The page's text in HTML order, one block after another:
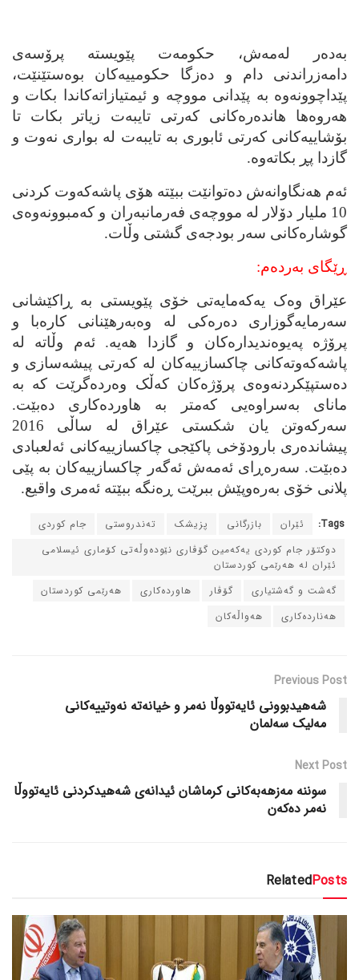
به‌ده‌ر له‌مه‌ش، حکومه‌ت پێویسته‌ پرۆسه‌ی
دامه‌زراندنی دام و ده‌زگا حکومییه‌کان بوه‌ستێنێت،
پێداچوونه‌وه‌ به‌ پێدانی مووچه‌ و ئیمتیازاته‌کاندا بکات و
هه‌روه‌ها هانده‌ره‌کانی که‌رتی تایبه‌ت زیاتر بکات تا
بۆشاییه‌کانی که‌رتی ئابوری به‌ تایبه‌ت له‌ بواری نه‌وت و
گازدا پڕ بکاته‌وه‌.
ئه‌م هه‌نگاوانه‌ش ده‌توانێت ببێته‌ هۆی پاشه‌که‌وت کردنی
10 ملیار دۆلار له‌ مووچه‌ی فه‌رمانبه‌ران و که‌مبوونه‌وه‌ی
گوشاره‌کانی سه‌ر بودجه‌ی گشتی وڵات.
ڕێگای به‌رده‌م:
عێراق وه‌ک یه‌که‌مایه‌تی خۆی پێویستی به‌ ڕاکێشانی
سه‌رمایه‌گوزاری ده‌ره‌کی له‌ وه‌به‌رهێنانی کاره‌با و
پرۆژه‌ په‌یوه‌ندیداره‌کان و گازدا هه‌یه‌. ئه‌م وڵاته‌ له‌
پاشه‌که‌وته‌کانی چاکسازییه‌کان له‌ که‌رتی پیشه‌سازی و
ده‌ستپێکردنه‌وه‌ی پرۆژه‌کان که‌ڵک وه‌رده‌گرێت که‌ به‌
مانای به‌سراوه‌یی که‌متر به‌ هاورده‌کاری ده‌بێت.
سه‌رکه‌وتن یان شکستی عێراق له‌ ساڵی 2016
پیشانده‌ری بارودۆخی پاکێجی چاکسازییه‌کانی ئه‌لعبادی
ده‌بێت. سه‌ره‌ڕای ئه‌مه‌ش ئه‌گه‌ر چاکسازییه‌کان به‌ پێی
پلانی خۆی به‌ره‌وپێش ببرێت ڕه‌نگه‌ ببێته‌ ئه‌مری واقیع.
Tags: ئێران بازرگانی پزیشک ته‌ندروستی
جام کوردی
دوکتۆر جام کوردی یه‌که‌مین گۆڤاری نێوده‌وڵه‌تی کۆماری ئیسلامی
ئێران له‌ هه‌رێمی کوردستان
گه‌شت و گه‌شتیاری
گۆڤار هاورده‌کاری
هه‌رێمی کوردستان
هه‌نارده‌کاری
هه‌واڵه‌کان
Previous Post
شه‌هیدبوونی ئایه‌تووڵا نه‌مر و خیانه‌ته‌ نه‌وتییه‌کانی
مه‌لیک سه‌لمان
Next Post
سوننه‌ مه‌زهه‌به‌کانی کرماشان ئیدانه‌ی شه‌هیدکردنی ئایه‌تووڵا
نه‌مر ده‌که‌ن
RelatedPosts